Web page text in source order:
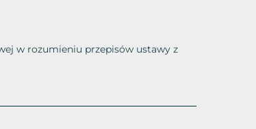
w rozumieniu przepisów ustawy z